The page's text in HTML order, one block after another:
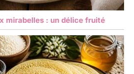
mirabelles : un délice fruité